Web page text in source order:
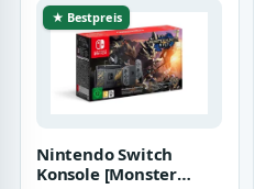
★ Bestpreis
Nintendo Switch
Konsole [Monster